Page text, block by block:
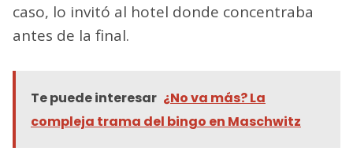
caso, lo invitó al hotel donde concentraba
antes de la final.
Te puede interesar ¿No va más? La
compleja trama del bingo en Maschwitz